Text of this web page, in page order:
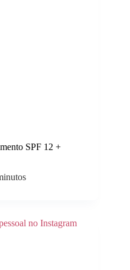
SPF 12 +